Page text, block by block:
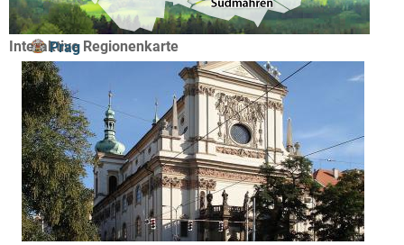
Interaktive Regionenkarte
Prag